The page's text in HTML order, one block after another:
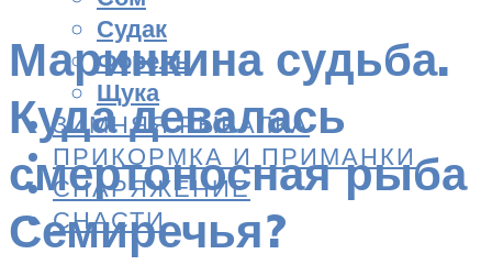
Судак
Форель
Щука
ЗИМНЯЯ РЫБАЛКА
ПРИКОРМКА И ПРИМАНКИ
СНАРЯЖЕНИЕ
СНАСТИ
Маринкина судьба.
Куда девалась
смертоносная рыба
Семиречья?